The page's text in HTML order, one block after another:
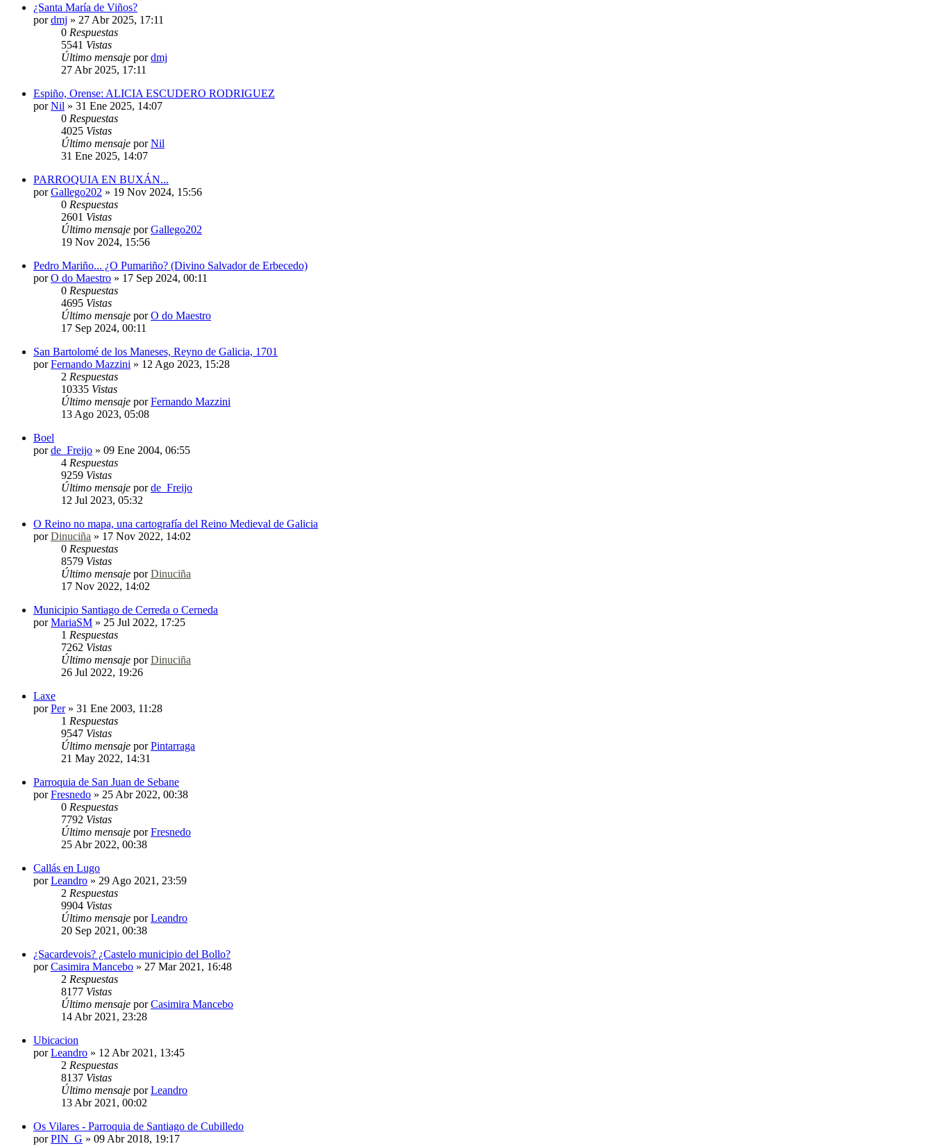
¿Santa María de Viños?
pordmj » 27 Abr 2025, 17:11
0 Respuestas
5541 Vistas
Último mensaje pordmj
27 Abr 2025, 17:11
Espiño, Orense: ALICIA ESCUDERO RODRIGUEZ
porNil » 31 Ene 2025, 14:07
0 Respuestas
4025 Vistas
Último mensaje porNil
31 Ene 2025, 14:07
PARROQUIA EN BUXÁN...
porGallego202 » 19 Nov 2024, 15:56
0 Respuestas
2601 Vistas
Último mensaje porGallego202
19 Nov 2024, 15:56
Pedro Mariño... ¿O Pumariño? (Divino Salvador de Erbecedo)
porO do Maestro » 17 Sep 2024, 00:11
0 Respuestas
4695 Vistas
Último mensaje porO do Maestro
17 Sep 2024, 00:11
San Bartolomé de los Maneses, Reyno de Galicia, 1701
porFernando Mazzini » 12 Ago 2023, 15:28
2 Respuestas
10335 Vistas
Último mensaje porFernando Mazzini
13 Ago 2023, 05:08
Boel
porde_Freijo » 09 Ene 2004, 06:55
4 Respuestas
9259 Vistas
Último mensaje porde_Freijo
12 Jul 2023, 05:32
O Reino no mapa, una cartografía del Reino Medieval de Galicia
porDinuciña » 17 Nov 2022, 14:02
0 Respuestas
8579 Vistas
Último mensaje porDinuciña
17 Nov 2022, 14:02
Municipio Santiago de Cerreda o Cerneda
porMariaSM » 25 Jul 2022, 17:25
1 Respuestas
7262 Vistas
Último mensaje porDinuciña
26 Jul 2022, 19:26
Laxe
porPer» 31 Ene 2003, 11:28
1 Respuestas
9547 Vistas
Último mensaje porPintarraga
21 May 2022, 14:31
Parroquia de San Juan de Sebane
porFresnedo » 25 Abr 2022, 00:38
0 Respuestas
7792 Vistas
Último mensaje porFresnedo
25 Abr 2022, 00:38
Callás en Lugo
porLeandro » 29 Ago 2021, 23:59
2 Respuestas
9904 Vistas
Último mensaje porLeandro
20 Sep 2021, 00:38
¿Sacardevois? ¿Castelo municipio del Bollo?
porCasimira Mancebo » 27 Mar 2021, 16:48
2 Respuestas
8177 Vistas
Último mensaje porCasimira Mancebo
14 Abr 2021, 23:28
Ubicacion
porLeandro » 12 Abr 2021, 13:45
2 Respuestas
8137 Vistas
Último mensaje porLeandro
13 Abr 2021, 00:02
Os Vilares - Parroquia de Santiago de Cubilledo
porPIN_G » 09 Abr 2018, 19:17